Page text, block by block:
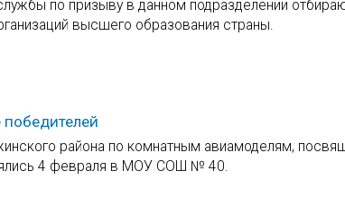
по призыву в данном подразделении
высшего образования страны.
района по комнатным авиамоделям,
4 февраля в МОУ СОШ № 40.